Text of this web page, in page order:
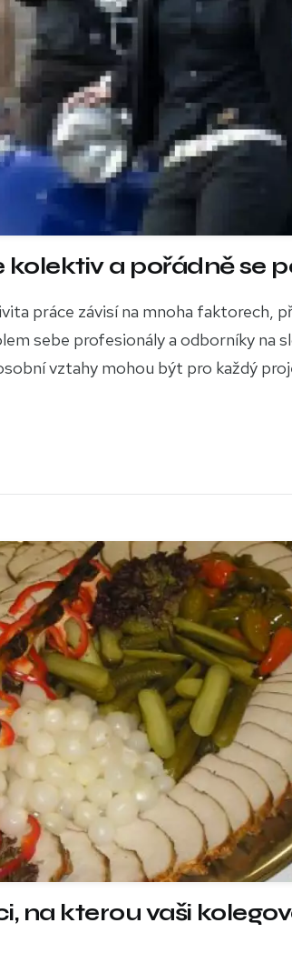
a pořádně se
práce závisí na mnoha faktorech,
sebe profesionály a odborníky na
vztahy mohou být pro každý
na kterou vaši